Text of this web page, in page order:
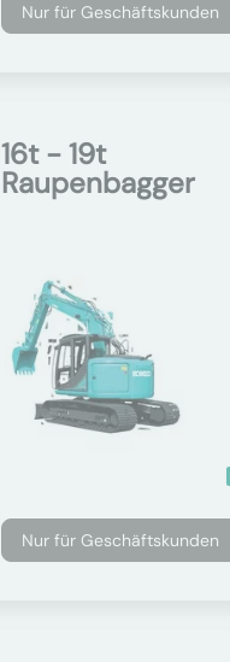
Nur für Geschäftskunden
16t - 19t
Raupenbagger
Nur für Geschäftskunden